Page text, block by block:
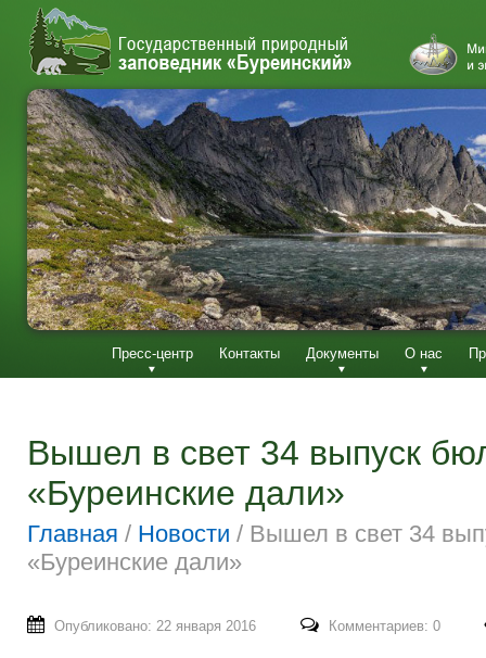
Пресс-центр Контакты Документы О нас
Вышел в свет 34 выпуск
«Буреинские дали»
Главная / Новости / Вышел в свет 34
«Буреинские дали»
Опубликовано: 22 января 2016 Комментариев: 0